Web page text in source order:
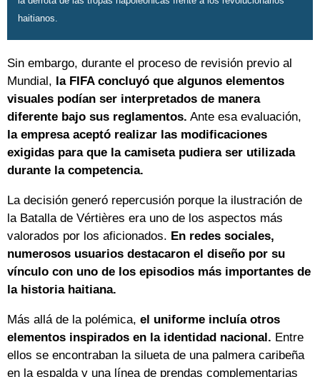
haitianos.
Sin embargo, durante el proceso de revisión previo al
Mundial, la FIFA concluyó que algunos elementos
visuales podían ser interpretados de manera
diferente bajo sus reglamentos. Ante esa evaluación,
la empresa aceptó realizar las modificaciones
exigidas para que la camiseta pudiera ser utilizada
durante la competencia.
La decisión generó repercusión porque la ilustración de
la Batalla de Vértières era uno de los aspectos más
valorados por los aficionados. En redes sociales,
numerosos usuarios destacaron el diseño por su
vínculo con uno de los episodios más importantes de
la historia haitiana.
Más allá de la polémica, el uniforme incluía otros
elementos inspirados en la identidad nacional. Entre
ellos se encontraban la silueta de una palmera caribeña
en la espalda y una línea de prendas complementarias